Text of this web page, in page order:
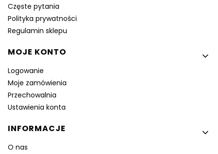
Częste pytania
Polityka prywatności
Regulamin sklepu
MOJE KONTO
Logowanie
Moje zamówienia
Przechowalnia
Ustawienia konta
INFORMACJE
O nas